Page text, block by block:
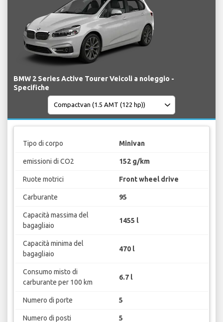
BMW 2 Series Active Tourer Veicoli a noleggio -
Specifiche
Tipo di corpo Minivan
emissioni di CO2 152 g/km
Ruote motrici Front wheel drive
Carburante 95
Capacità massima del
bagagliaio
1455 l
Capacità minima del
bagagliaio
470 l
Consumo misto di
carburante per 100 km
6.7 l
Numero di porte 5
Numero di posti 5